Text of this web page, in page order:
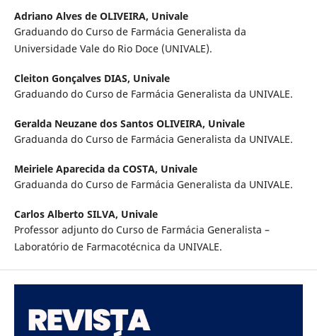
Adriano Alves de OLIVEIRA, Univale
Graduando do Curso de Farmácia Generalista da
Universidade Vale do Rio Doce (UNIVALE).
Cleiton Gonçalves DIAS, Univale
Graduando do Curso de Farmácia Generalista da UNIVALE.
Geralda Neuzane dos Santos OLIVEIRA, Univale
Graduanda do Curso de Farmácia Generalista da UNIVALE.
Meiriele Aparecida da COSTA, Univale
Graduanda do Curso de Farmácia Generalista da UNIVALE.
Carlos Alberto SILVA, Univale
Professor adjunto do Curso de Farmácia Generalista –
Laboratório de Farmacotécnica da UNIVALE.